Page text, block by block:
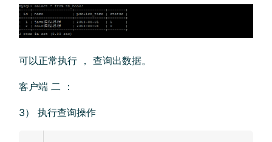
可以正常执行 ， 查询出数据。
客户端 二 ：
3） 执行查询操作